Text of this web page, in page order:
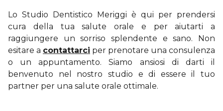
Lo Studio Dentistico Meriggi è qui per prendersi
cura della tua salute orale e per aiutarti a
raggiungere un sorriso splendente e sano. Non
esitare a contattarci per prenotare una consulenza
o un appuntamento. Siamo ansiosi di darti il
benvenuto nel nostro studio e di essere il tuo
partner per una salute orale ottimale.